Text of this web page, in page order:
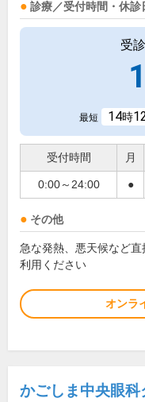
診療／受付時間・休診
受
1
最短 14時
受付時間 月
0:00～24:00 ●
その他
急な発熱、悪天候など
利用ください
オンラ
かごしま中央眼科